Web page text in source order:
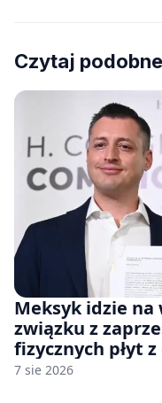
Czytaj podobne
Meksyk idzie na
związku z
fizycznych płyt
7 sie 2026